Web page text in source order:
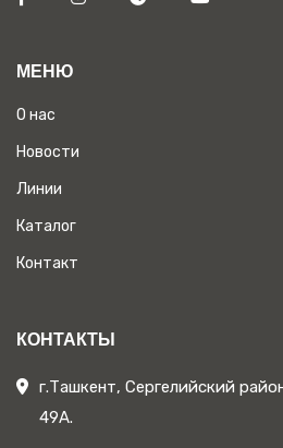
МЕНЮ
О нас
Новости
Линии
Каталог
Контакт
КОНТАКТЫ
г.Ташкент, Сергелийский
49А.